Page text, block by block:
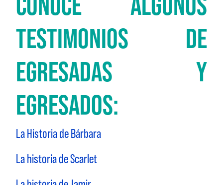
TESTIMONIOS DE
EGRESADAS Y
EGRESADOS:
La Historia de Bárbara
La historia de Scarlet